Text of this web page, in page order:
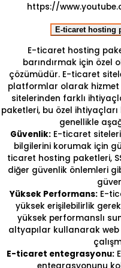
https://
E-ticaret hosting
E-ticaret hosting
barındırmak için özel
çözümüdür. E-ticaret
platformlar olarak hizmet
sitelerinden farklı
paketleri, bu özel
genellikle
Güvenlik: E-ticaret
bilgilerini korumak için
ticaret hosting paketleri,
diğer güvenlik önlemleri
Yüksek Performans: E-
yüksek erişilebilirlik
yüksek performanslı
altyapılar kullanarak web
E-ticaret entegrasyonu: